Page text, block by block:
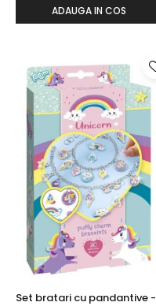
ADAUGA IN COS
Set bratari cu pandantive -